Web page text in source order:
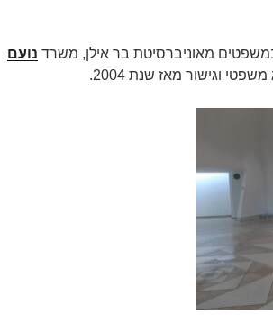
מאוניברסיטת בר אילן, משרד נועם
וגישור מאז שנת 2004.